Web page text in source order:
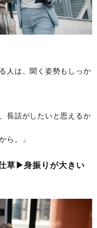
人は、聞く姿勢もしっか
長話がしたいと思えるか
ら。」
草▶︎身振りが大きい